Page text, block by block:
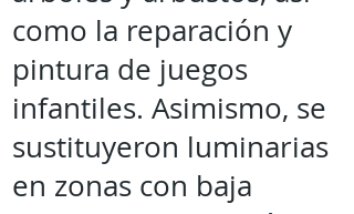
como la reparación y
pintura de juegos
infantiles. Asimismo, se
sustituyeron luminarias
en zonas con baja